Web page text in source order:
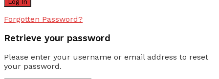
Forgotten Password?
Retrieve your password
Please enter your username or email address to reset
your password.